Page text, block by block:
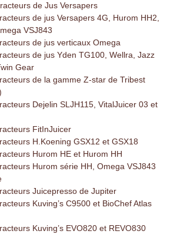
de Jus Versapers
de jus Versapers 4G, Hurom HH2,
VSJ843
de jus verticaux Omega
de jus Yden TG100, Wellra, Jazz
Gear
de la gamme Z-star de Tribest
Dejelin SLJH115, VitalJuicer 03 et
FitInJuicer
H.Koening GSX12 et GSX18
Hurom HE et Hurom HH
Hurom série HH, Omega VSJ843
Juicepresso de Jupiter
Kuving’s C9500 et BioChef Atlas
Kuving’s EVO820 et REVO830